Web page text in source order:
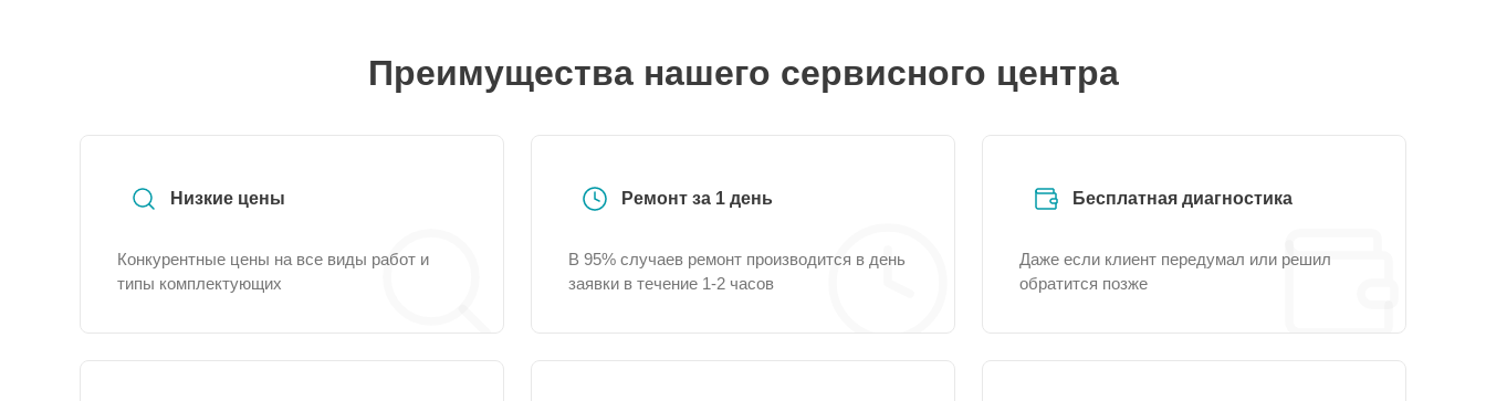
Преимущества нашего сервисного центра
Низкие цены
Конкурентные цены на все виды работ и
типы комплектующих
Ремонт за 1 день
В 95% случаев ремонт производится в день
заявки в течение 1-2 часов
Бесплатная диагностика
Даже если клиент передумал или решил
обратится позже